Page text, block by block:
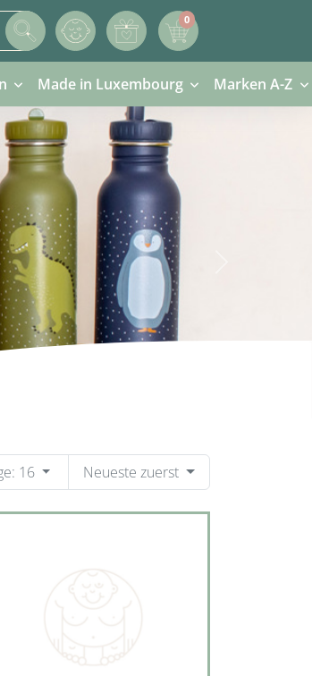
0
0 Artikel im Warenkorb
Made in Luxembourg Marken A-Z
16 Neueste zuerst